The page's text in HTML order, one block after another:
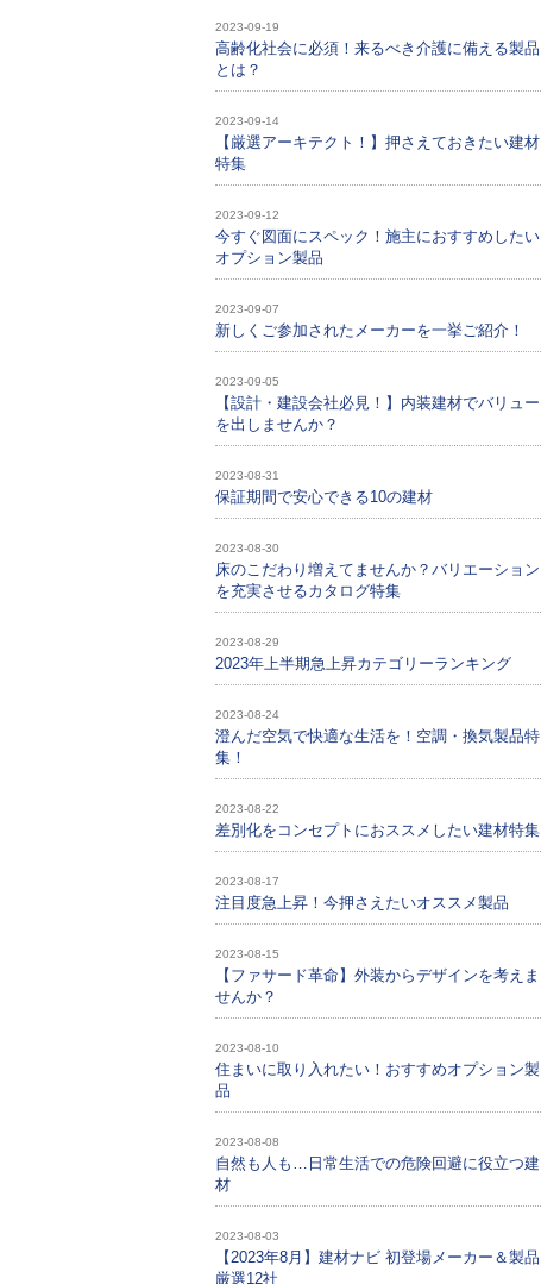
2023-09-19
高齢化社会に必須！来るべき介護に備える製品
とは？
2023-09-14
【厳選アーキテクト！】押さえておきたい建材
特集
2023-09-12
今すぐ図面にスペック！施主におすすめしたい
オプション製品
2023-09-07
新しくご参加されたメーカーを一挙ご紹介！
2023-09-05
【設計・建設会社必見！】内装建材でバリュー
を出しませんか？
2023-08-31
保証期間で安心できる10の建材
2023-08-30
床のこだわり増えてませんか？バリエーション
を充実させるカタログ特集
2023-08-29
2023年上半期急上昇カテゴリーランキング
2023-08-24
澄んだ空気で快適な生活を！空調・換気製品特
集！
2023-08-22
差別化をコンセプトにおススメしたい建材特集
2023-08-17
注目度急上昇！今押さえたいオススメ製品
2023-08-15
【ファサード革命】外装からデザインを考えま
せんか？
2023-08-10
住まいに取り入れたい！おすすめオプション製
品
2023-08-08
自然も人も…日常生活での危険回避に役立つ建
材
2023-08-03
【2023年8月】建材ナビ 初登場メーカー＆製品
厳選12社